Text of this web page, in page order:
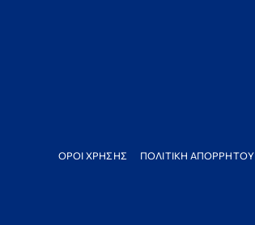
ΟΡΟΙ ΧΡΗΣΗΣ ΠΟΛΙΤΙΚΗ ΑΠΟΡΡΗΤΟΥ